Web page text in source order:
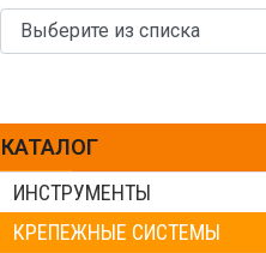
КАТАЛОГ
ИНСТРУМЕНТЫ
КРЕПЕЖНЫЕ СИСТЕМЫ